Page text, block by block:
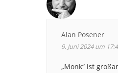
Alan Posener
9. Juni 2024 um
„Monk“ ist